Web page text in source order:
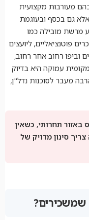
מעורבות מקצועית
גם בכסף ובעוגמת
מרשת מובילה כמו
פוטנציאליים, ליועצים
וביפו רחוב אחר רחוב,
מקומית עמוקה היא בדיוק
מעבר לסוכנות נדל"ן,
באזור תחרותי, כשאין
סינון מדויק של
שמשכירים?